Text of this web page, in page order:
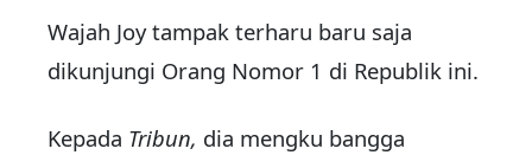
Wajah Joy tampak terharu baru saja
dikunjungi Orang Nomor 1 di Republik ini.
Kepada Tribun, dia mengku bangga